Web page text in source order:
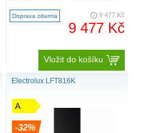
nastavení odsavače par..
Doprava zdarma 9 477 Kč
9 477 Kč
Vložit do košíku
Electrolux LFT816K
A
-32%